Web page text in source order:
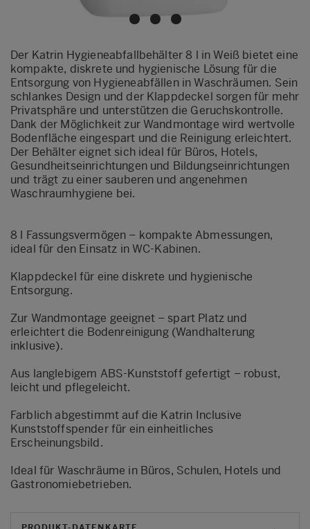
Der Katrin Hygieneabfallbehälter 8 l in Weiß bietet eine
kompakte, diskrete und hygienische Lösung für die
Entsorgung von Hygieneabfällen in Waschräumen. Sein
schlankes Design und der Klappdeckel sorgen für mehr
Privatsphäre und unterstützen die Geruchskontrolle.
Dank der Möglichkeit zur Wandmontage wird wertvolle
Bodenfläche eingespart und die Reinigung erleichtert.
Der Behälter eignet sich ideal für Büros, Hotels,
Gesundheitseinrichtungen und Bildungseinrichtungen
und trägt zu einer sauberen und angenehmen
Waschraumhygiene bei.
8 l Fassungsvermögen – kompakte Abmessungen,
ideal für den Einsatz in WC-Kabinen.
Klappdeckel für eine diskrete und hygienische
Entsorgung.
Zur Wandmontage geeignet – spart Platz und
erleichtert die Bodenreinigung (Wandhalterung
inklusive).
Aus langlebigem ABS-Kunststoff gefertigt – robust,
leicht und pflegeleicht.
Farblich abgestimmt auf die Katrin Inclusive
Kunststoffspender für ein einheitliches
Erscheinungsbild.
Ideal für Waschräume in Büros, Schulen, Hotels und
Gastronomiebetrieben.